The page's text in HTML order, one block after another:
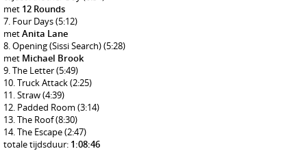
met 12 Rounds
Four Days(5:12)
metAnita Lane
Opening (Sissi Search)(5:28)
met Michael Brook
The Letter(5:49)
Truck Attack(2:25)
Straw(4:39)
Padded Room (3:14)
The Roof(8:30)
The Escape(2:47)
totale tijdsduur: 1:08:46